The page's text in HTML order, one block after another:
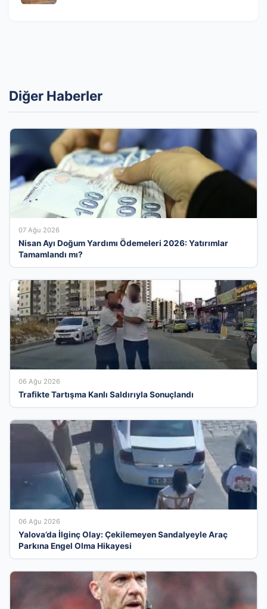
Diğer Haberler
07 Ağu 2026
Nisan Ayı Doğum Yardımı Ödemeleri 2026: Yatırımlar
Tamamlandı mı?
06 Ağu 2026
Trafikte Tartışma Kanlı Saldırıyla Sonuçlandı
06 Ağu 2026
Yalova’da İlginç Olay: Çekilemeyen Sandalyeyle Araç
Parkına Engel Olma Hikayesi